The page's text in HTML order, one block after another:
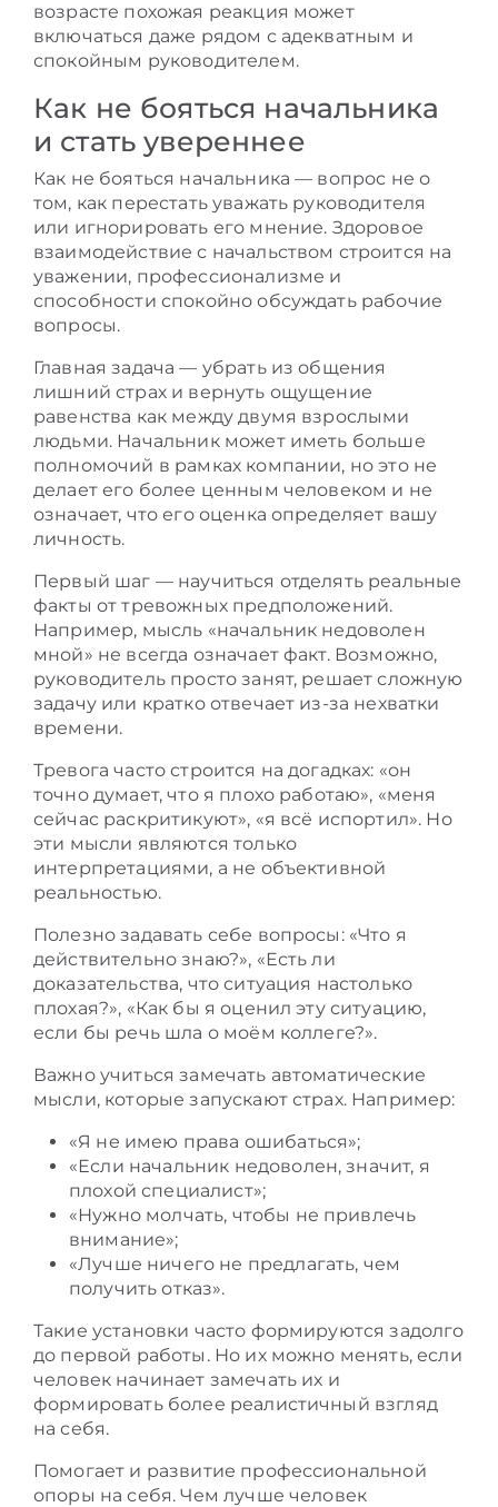
возрасте похожая реакция может
включаться даже рядом с адекватным и
спокойным руководителем.
Как не бояться начальника
и стать увереннее
Как не бояться начальника — вопрос не о
том, как перестать уважать руководителя
или игнорировать его мнение. Здоровое
взаимодействие с начальством строится на
уважении, профессионализме и
способности спокойно обсуждать рабочие
вопросы.
Главная задача — убрать из общения
лишний страх и вернуть ощущение
равенства как между двумя взрослыми
людьми. Начальник может иметь больше
полномочий в рамках компании, но это не
делает его более ценным человеком и не
означает, что его оценка определяет вашу
личность.
Первый шаг — научиться отделять реальные
факты от тревожных предположений.
Например, мысль «начальник недоволен
мной» не всегда означает факт. Возможно,
руководитель просто занят, решает сложную
задачу или кратко отвечает из-за нехватки
времени.
Тревога часто строится на догадках: «он
точно думает, что я плохо работаю», «меня
сейчас раскритикуют», «я всё испортил». Но
эти мысли являются только
интерпретациями, а не объективной
реальностью.
Полезно задавать себе вопросы: «Что я
действительно знаю?», «Есть ли
доказательства, что ситуация настолько
плохая?», «Как бы я оценил эту ситуацию,
если бы речь шла о моём коллеге?».
Важно учиться замечать автоматические
мысли, которые запускают страх. Например:
«Я не имею права ошибаться»;
«Если начальник недоволен, значит, я
плохой специалист»;
«Нужно молчать, чтобы не привлечь
внимание»;
«Лучше ничего не предлагать, чем
получить отказ».
Такие установки часто формируются задолго
до первой работы. Но их можно менять, если
человек начинает замечать их и
формировать более реалистичный взгляд
на себя.
Помогает и развитие профессиональной
опоры на себя. Чем лучше человек